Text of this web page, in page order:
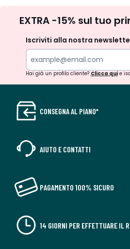
EXTRA -15% sul tuo
Iscriviti alla nostra
Hai già un profilo cliente? Clicca quie
CONSEGNA AL PIANO*
AIUTO E CONTATTI
PAGAMENTO 100% SICURO
14 GIORNI PER EFFETTUARE IL